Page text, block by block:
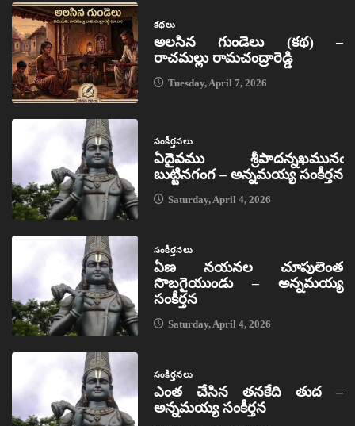
కథలు
అలసిన గుండెలు (కథ) –
రాచమల్లు రామచంద్రారెడ్డి
Tuesday, April 7, 2026
సంకీర్తనలు
ఏదైవము శ్రీపాదన్నఖమునఁ
బుట్టినగంగ – అన్నమయ్య సంకీర్తన
Saturday, April 4, 2026
సంకీర్తనలు
ఏణ నయనల చూపులెంత
సొబగైయుండు – అన్నమయ్య
సంకీర్తన
Saturday, April 4, 2026
సంకీర్తనలు
ఎంత చేసిన తనకేది తుద –
అన్నమయ్య సంకీర్తన